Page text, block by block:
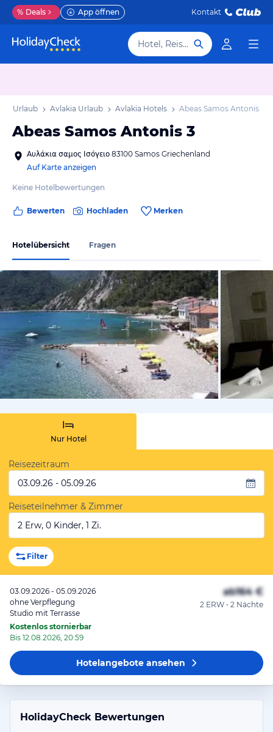
% Deals App öffnen Kontakt
Hotel, Reiseziel
Urlaub Avlakia Urlaub Avlakia Hotels Abeas Samos Antonis 3
Abeas Samos Antonis 3
Αυλάκια σαμος Ισόγειο 83100 Samos Griechenland
Auf Karte anzeigen
Keine Hotelbewertungen
Bewerten Hochladen Merken
Hotelübersicht Fragen
von
Nur Hotel
Reisezeitraum
03.09.26 - 05.09.26
Reiseteilnehmer & Zimmer
2 Erw, 0 Kinder, 1 Zi.
Filter
03.09.2026 - 05.09.2026
ohne Verpflegung
Studio mit Terrasse
Kostenlos stornierbar
Bis 12.08.2026, 20:59
ab164 €
2 ERW • 2 Nächte
Hotelangeboteansehen
HolidayCheck Bewertungen